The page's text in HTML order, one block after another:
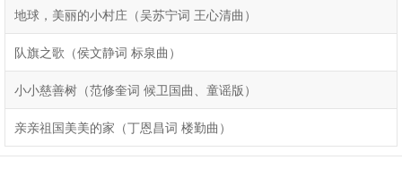
地球，美丽的小村庄（吴苏宁词 王心清曲）
队旗之歌（侯文静词 标泉曲）
小小慈善树（范修奎词 候卫国曲、童谣版）
亲亲祖国美美的家（丁恩昌词 楼勤曲）